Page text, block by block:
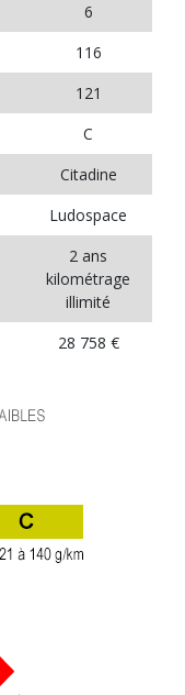
6
116
121
C
Citadine
Ludospace
2 ans
kilométrage
illimité
28 758 €